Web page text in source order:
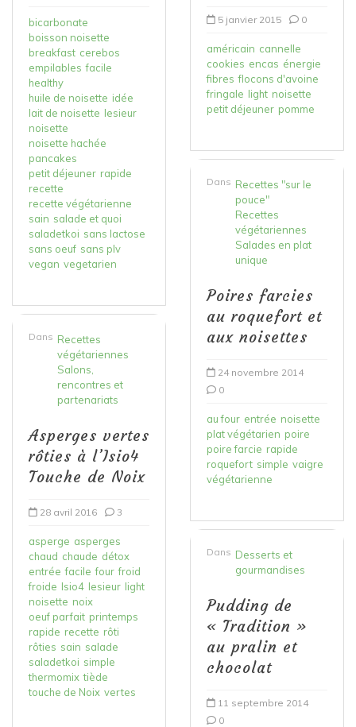
bicarbonate
boisson noisette
breakfast cerebos
empilables facile
healthy
huile de noisette idée
lait de noisette lesieur
noisette
noisette hachée
pancakes
petit déjeuner rapide
recette
recette végétarienne
sain salade et quoi
saladetkoi sans lactose
sans oeuf sans plv
vegan vegetarien
Dans Recettes
végétariennes
Salons,
rencontres et
partenariats
Asperges vertes
rôties à l’Isio4
Touche de Noix
28 avril 2016 3
asperge asperges
chaud chaude détox
entrée facile four froid
froide Isio4 lesieur light
noisette noix
oeuf parfait printemps
rapide recette rôti
rôties sain salade
saladetkoi simple
thermomix tiède
touche de Noix vertes
5 janvier 2015 0
américain cannelle
cookies encas énergie
fibres flocons d'avoine
fringale light noisette
petit déjeuner pomme
Dans Recettes "sur le
pouce"
Recettes
végétariennes
Salades en plat
unique
Poires farcies
au roquefort et
aux noisettes
24 novembre 2014
0
au four entrée noisette
plat végétarien poire
poire farcie rapide
roquefort simple vaigre
végétarienne
Dans Desserts et
gourmandises
Pudding de
« Tradition »
au pralin et
chocolat
11 septembre 2014
0